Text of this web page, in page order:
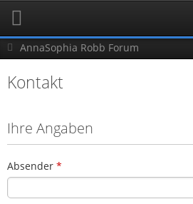
AnnaSophia Robb Forum
Kontakt
Ihre Angaben
Absender *